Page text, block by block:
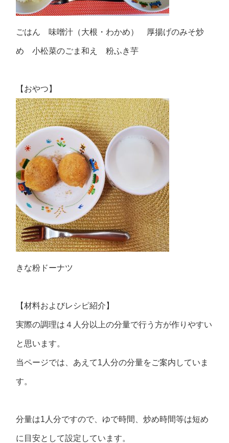
ごはん 味噌汁（大根・わかめ） 厚揚げのみそ炒
め 小松菜のごま和え 粉ふき芋
【おやつ】
きな粉ドーナツ
【材料およびレシピ紹介】
実際の調理は４人分以上の分量で行う方が作りやすい
と思います。
当ページでは、あえて1人分の分量をご案内していま
す。
分量は1人分ですので、ゆで時間、炒め時間等は短め
に目安として設定しています。